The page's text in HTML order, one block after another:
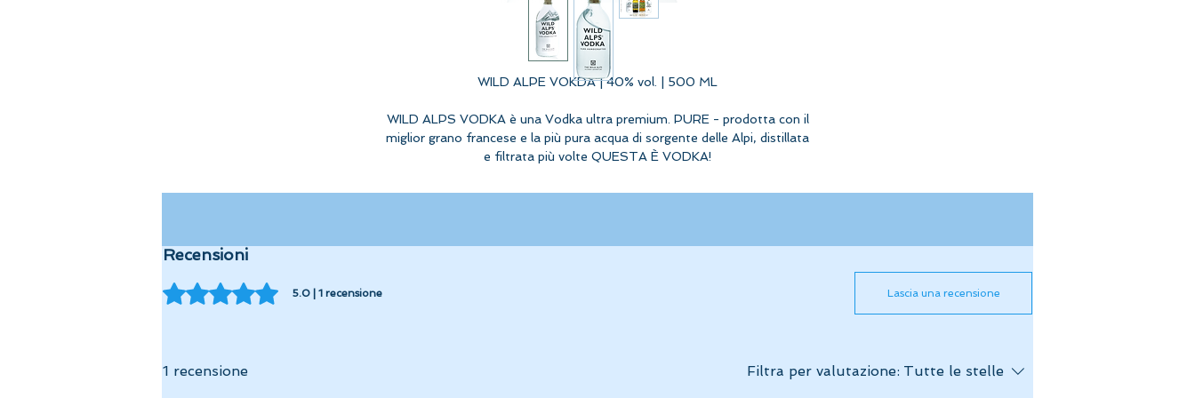
WILD ALPE VOKDA | 40% vol. | 500 ML
WILD ALPS VODKA è una Vodka ultra premium. PURE - prodotta con il
miglior grano francese e la più pura acqua di sorgente delle Alpi, distillata
e filtrata più volte QUESTA È VODKA!
Recensioni
Valutazione 5 stelle su 5.5.0 | 1 recensione Lascia una recensione
1 recensione Filtra per valutazione: Tutte le stelle